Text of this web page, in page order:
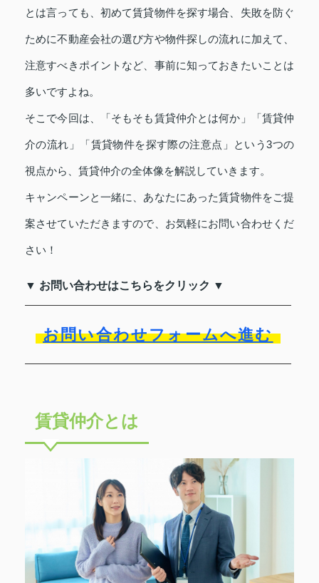
とは言っても、初めて賃貸物件を探す場合、失敗を防ぐ
ために不動産会社の選び方や物件探しの流れに加えて、
注意すべきポイントなど、事前に知っておきたいことは
多いですよね。
そこで今回は、「そもそも賃貸仲介とは何か」「賃貸仲
介の流れ」「賃貸物件を探す際の注意点」という3つの
視点から、賃貸仲介の全体像を解説していきます。
キャンペーンと一緒に、あなたにあった賃貸物件をご提
案させていただきますので、お気軽にお問い合わせくだ
さい！
▼ お問い合わせはこちらをクリック ▼
お問い合わせフォームへ進む
賃貸仲介とは